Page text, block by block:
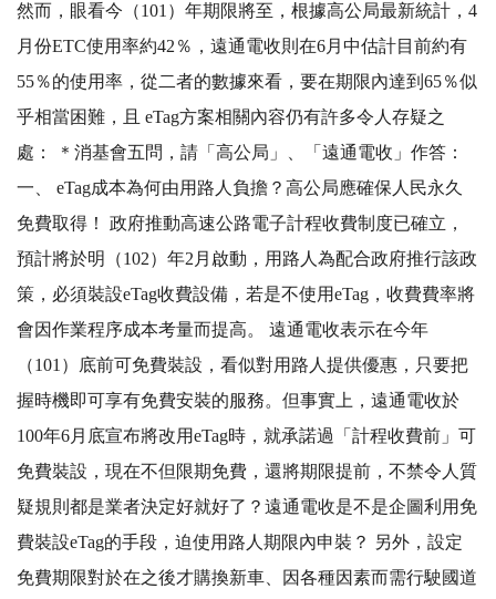
然而，眼看今（101）年期限將至，根據高公局最新統計，4
月份ETC使用率約42％，遠通電收則在6月中估計目前約有
55％的使用率，從二者的數據來看，要在期限內達到65％似
乎相當困難，且 eTag方案相關內容仍有許多令人存疑之
處： ＊消基會五問，請「高公局」、「遠通電收」作答：
一、 eTag成本為何由用路人負擔？高公局應確保人民永久
免費取得！ 政府推動高速公路電子計程收費制度已確立，
預計將於明（102）年2月啟動，用路人為配合政府推行該政
策，必須裝設eTag收費設備，若是不使用eTag，收費費率將
會因作業程序成本考量而提高。 遠通電收表示在今年
（101）底前可免費裝設，看似對用路人提供優惠，只要把
握時機即可享有免費安裝的服務。但事實上，遠通電收於
100年6月底宣布將改用eTag時，就承諾過「計程收費前」可
免費裝設，現在不但限期免費，還將期限提前，不禁令人質
疑規則都是業者決定好就好了？遠通電收是不是企圖利用免
費裝設eTag的手段，迫使用路人期限內申裝？ 另外，設定
免費期限對於在之後才購換新車、因各種因素而需行駛國道